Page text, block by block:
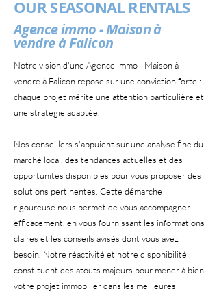
OUR SEASONAL RENTALS
Agence immo - Maison à
vendre à Falicon
Notre vision d'une Agence immo - Maison à
vendre à Falicon repose sur une conviction forte :
chaque projet mérite une attention particulière et
une stratégie adaptée.
Nos conseillers s'appuient sur une analyse fine du
marché local, des tendances actuelles et des
opportunités disponibles pour vous proposer des
solutions pertinentes. Cette démarche
rigoureuse nous permet de vous accompagner
efficacement, en vous fournissant les informations
claires et les conseils avisés dont vous avez
besoin. Notre réactivité et notre disponibilité
constituent des atouts majeurs pour mener à bien
votre projet immobilier dans les meilleures